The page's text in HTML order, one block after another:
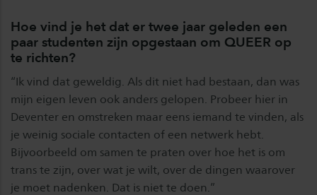
Hoe vind je het dat er twee jaar geleden een
paar studenten zijn opgestaan om QUEER op
te richten?
“Ik vind dat geweldig. Als dit niet had bestaan, dan was
mijn eigen leven ook anders gelopen. Probeer hier in
Deventer en omstreken maar eens iemand te vinden, als
je weinig sociale contacten of een netwerk hebt.
Bijvoorbeeld om samen te praten over hoe het is om
trans te zijn, over wat je wilt, over de dingen waarover
je moet nadenken. Dat is niet te doen.”